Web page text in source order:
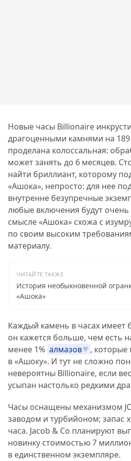
Новые часы Billionaire
драгоценными камнями на 189
проделана колоссальная:
может занять до 6 месяцев.
найти бриллиант, которому
«Ашока», непросто: для нее
внутренне безупречные
любые включения будут
смысле «Ашока» схожа с
по своим высоким
материалу.
ЧИТАЙТЕ ТАКЖЕ
История необыкновенной
«Ашока»
Каждый камень в часах имеет
он кажется больше, чем есть
менее 1% алмазов
,
в «Ашоку». И тут не сложно
невероятны Billionaire, если
усыпан настолько редкими
Часы оснащены механизмом
заводом и турбийоном; запас
часа. Jacob & Co планируют
новинку стоимостью 7
в единственном экземпляре.